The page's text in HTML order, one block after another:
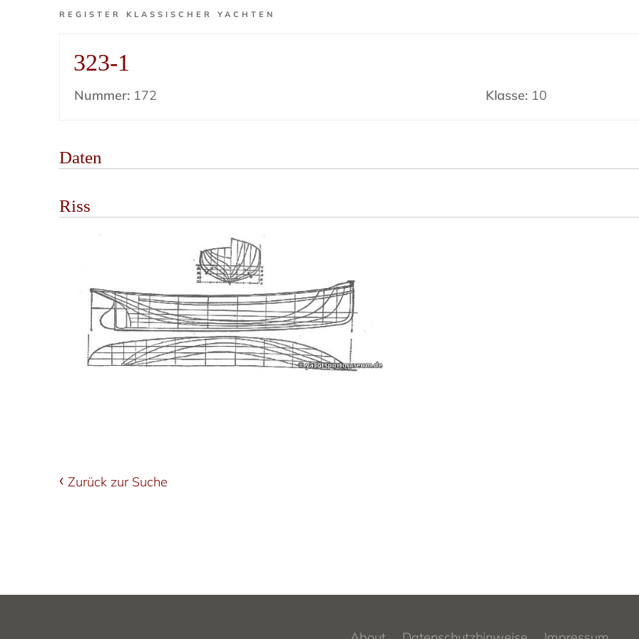
REGISTER KLASSISCHER YACHTEN
323-1
Nummer: 172 Klasse:10
Daten
Riss
Zurück zur Suche